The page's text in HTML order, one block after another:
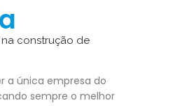
construção de
a única empresa do
sempre o melhor